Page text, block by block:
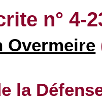
n° 4-
Overmeire
la